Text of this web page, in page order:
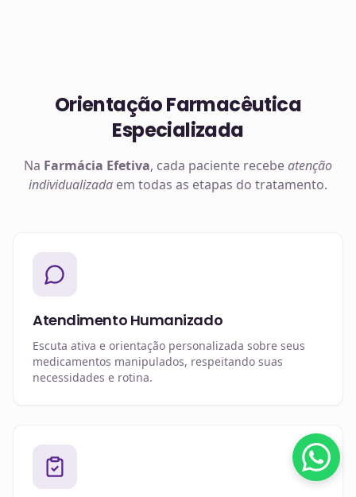
Orientação Farmacêutica
Especializada
Na Farmácia Efetiva, cada paciente recebeatenção
individualizada em todas as etapas do tratamento.
Atendimento Humanizado
Escuta ativa e orientação personalizada sobre seus
medicamentos manipulados, respeitando suas
necessidades e rotina.